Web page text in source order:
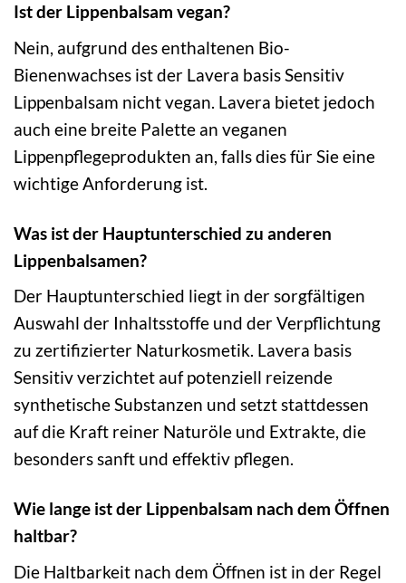
Ist der Lippenbalsam vegan?
Nein, aufgrund des enthaltenen Bio-
Bienenwachses ist der Lavera basis Sensitiv
Lippenbalsam nicht vegan. Lavera bietet jedoch
auch eine breite Palette an veganen
Lippenpflegeprodukten an, falls dies für Sie eine
wichtige Anforderung ist.
Was ist der Hauptunterschied zu anderen
Lippenbalsamen?
Der Hauptunterschied liegt in der sorgfältigen
Auswahl der Inhaltsstoffe und der Verpflichtung
zu zertifizierter Naturkosmetik. Lavera basis
Sensitiv verzichtet auf potenziell reizende
synthetische Substanzen und setzt stattdessen
auf die Kraft reiner Naturöle und Extrakte, die
besonders sanft und effektiv pflegen.
Wie lange ist der Lippenbalsam nach dem Öffnen
haltbar?
Die Haltbarkeit nach dem Öffnen ist in der Regel